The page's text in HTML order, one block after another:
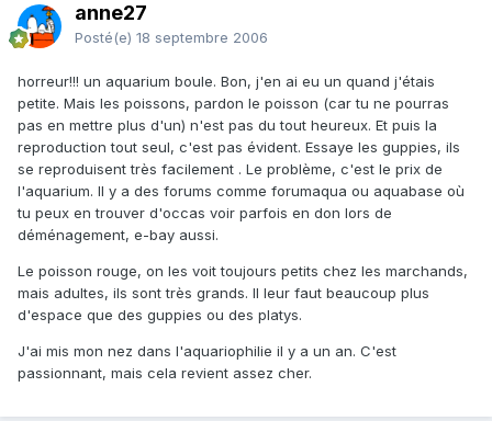
anne27
Posté(e) 18 septembre 2006
horreur!!! un aquarium boule. Bon, j'en ai eu un quand j'étais
petite. Mais les poissons, pardon le poisson (car tu ne pourras
pas en mettre plus d'un) n'est pas du tout heureux. Et puis la
reproduction tout seul, c'est pas évident. Essaye les guppies, ils
se reproduisent très facilement . Le problème, c'est le prix de
l'aquarium. Il y a des forums comme forumaqua ou aquabase où
tu peux en trouver d'occas voir parfois en don lors de
déménagement, e-bay aussi.
Le poisson rouge, on les voit toujours petits chez les marchands,
mais adultes, ils sont très grands. Il leur faut beaucoup plus
d'espace que des guppies ou des platys.
J'ai mis mon nez dans l'aquariophilie il y a un an. C'est
passionnant, mais cela revient assez cher.